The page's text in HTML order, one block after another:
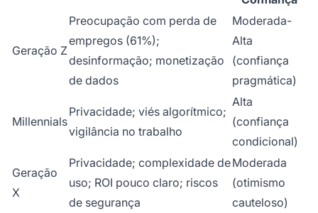
Geração Z
Preocupação com perda de
empregos (61%);
desinformação; monetização
de dados
Moderada-
Alta
(confiança
pragmática)
Millennials
Privacidade; viés algorítmico;
vigilância no trabalho
Alta
(confiança
condicional)
Geração
X
Privacidade; complexidade de
uso; ROI pouco claro; riscos
de segurança
Moderada
(otimismo
cauteloso)